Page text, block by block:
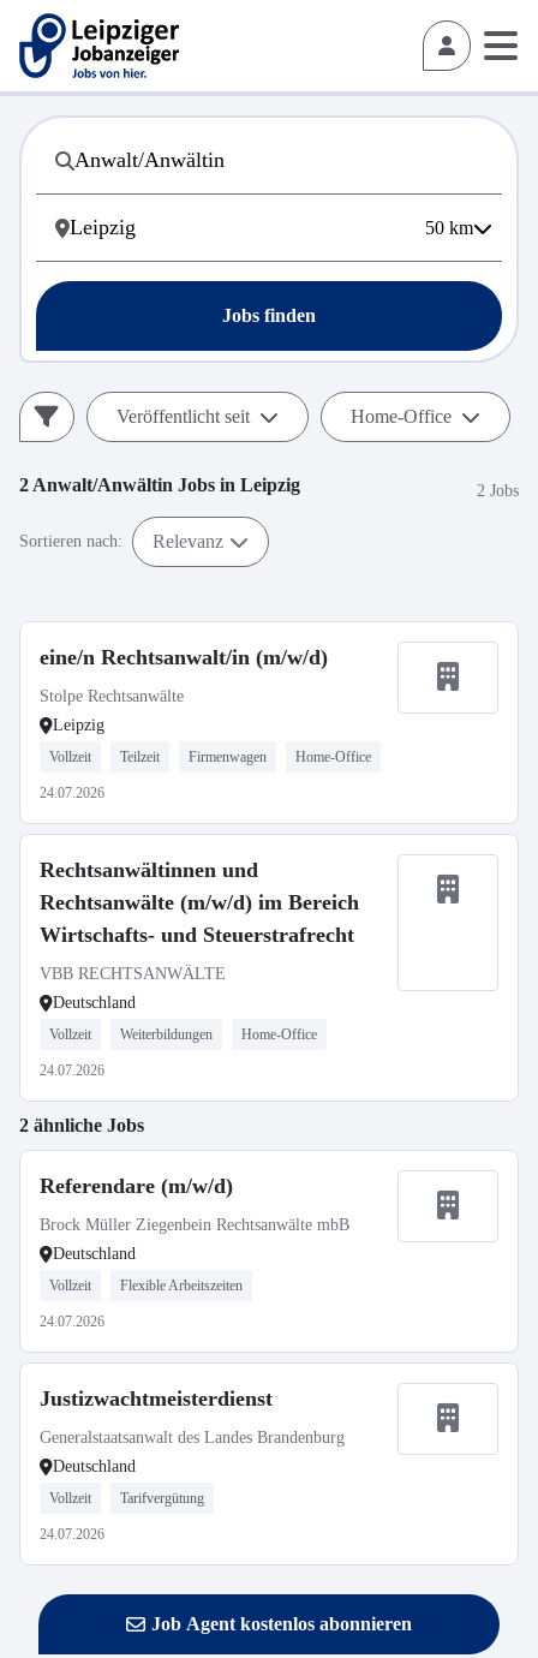
50 km
Jobs finden
Veröffentlicht seit Home-Office
2 Anwalt/Anwältin Jobs in Leipzig 2 Jobs
Sortieren nach: Relevanz
eine/n Rechtsanwalt/in (m/w/d)
Stolpe Rechtsanwälte
Leipzig
Vollzeit Teilzeit Firmenwagen Home-Office
24.07.2026
Rechtsanwältinnen und
Rechtsanwälte (m/w/d) im Bereich
Wirtschafts- und Steuerstrafrecht
VBB RECHTSANWÄLTE
Deutschland
Vollzeit Weiterbildungen Home-Office
24.07.2026
2 ähnliche Jobs
Referendare (m/w/d)
Brock Müller Ziegenbein Rechtsanwälte mbB
Deutschland
Vollzeit Flexible Arbeitszeiten
24.07.2026
Justizwachtmeisterdienst
Generalstaatsanwalt des Landes Brandenburg
Deutschland
Vollzeit Tarifvergütung
24.07.2026
Job Agent kostenlos abonnieren